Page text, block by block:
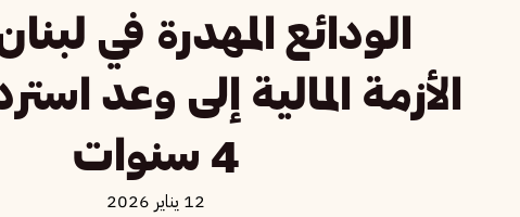
الودائع المهدرة في
الأزمة المالية إلى وعد
4 سنوات
12 يناير 2026